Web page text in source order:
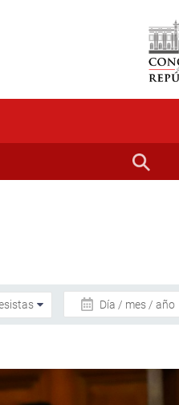
Día / mes / año